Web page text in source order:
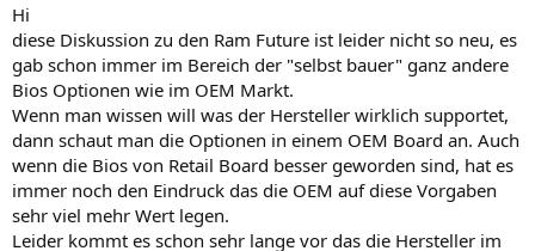
:
Hi
diese Diskussion zu den Ram Future ist leider nicht so neu, es
gab schon immer im Bereich der "selbst bauer" ganz andere
Bios Optionen wie im OEM Markt.
Wenn man wissen will was der Hersteller wirklich supportet,
dann schaut man die Optionen in einem OEM Board an. Auch
wenn die Bios von Retail Board besser geworden sind, hat es
immer noch den Eindruck das die OEM auf diese Vorgaben
sehr viel mehr Wert legen.
Leider kommt es schon sehr lange vor das die Hersteller im